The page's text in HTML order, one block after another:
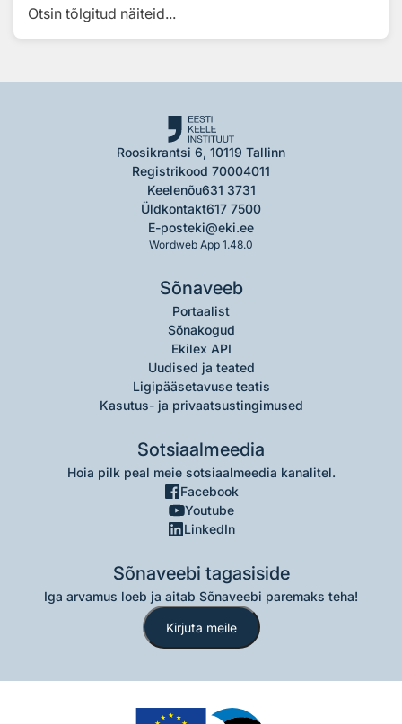
Otsin tõlgitud näiteid...
Roosikrantsi 6, 10119 Tallinn
Registrikood 70004011
Keelenõu631 3731
Üldkontakt617 7500
E-posteki@eki.ee
Wordweb App 1.48.0
Sõnaveeb
Portaalist
Sõnakogud
Ekilex API
Uudised ja teated
Ligipääsetavuse teatis
Kasutus- ja privaatsustingimused
Sotsiaalmeedia
Hoia pilk peal meie sotsiaalmeedia kanalitel.
Facebook
Youtube
LinkedIn
Sõnaveebi tagasiside
Iga arvamus loeb ja aitab Sõnaveebi paremaks teha!
Kirjuta meile